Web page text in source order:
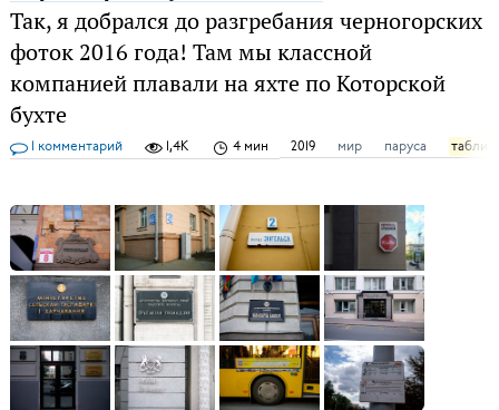
Так, я добрался до разгребания черногорских
фоток 2016 года! Там мы классной
компанией плавали на яхте по Которской
бухте
1 комментарий 1,4K 4 мин 2019 мир паруса